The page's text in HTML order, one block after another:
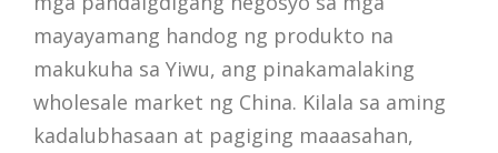
mayayamang handog ng produkto na
makukuha sa Yiwu, ang pinakamalaking
wholesale market ng China. Kilala sa aming
kadalubhasaan at pagiging maaasahan,